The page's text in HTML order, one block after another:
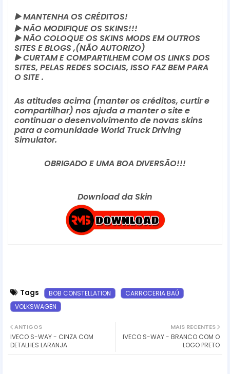
▶️ MANTENHA OS CRÉDITOS!
▶️ NÃO MODIFIQUE OS SKINS!!!
▶️ NÃO COLOQUE OS SKINS MODS EM OUTROS
SITES E BLOGS ,(NÃO AUTORIZO)
▶️ CURTAM E COMPARTILHEM COM OS LINKS DOS
SITES, PELAS REDES SOCIAIS, ISSO FAZ BEM PARA
O SITE .
As atitudes acima (manter os créditos, curtir e
compartilhar) nos ajuda a manter o site e
continuar o desenvolvimento de novas skins
para a comunidade World Truck Driving
Simulator.
OBRIGADO E UMA BOA DIVERSÃO!!!
Download da Skin
Tags BOB CONSTELLATION
CARROCERIA BAÚ
VOLKSWAGEN
MAIS RECENTES
IVECO S-WAY - BRANCO COM O
LOGO PRETO
ANTIGOS
IVECO S-WAY - CINZA COM
DETALHES LARANJA